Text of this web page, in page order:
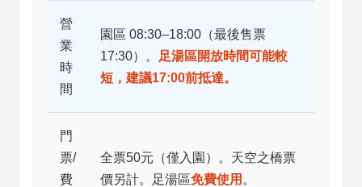
營
業
時
間
園區 08:30–18:00（最後售票
17:30）。
足湯區開放時間可能較
短，建議17:00前抵達。
門
票/
費
全票50元（僅入園）。天空之橋票
價另計。足湯區免費使用 。